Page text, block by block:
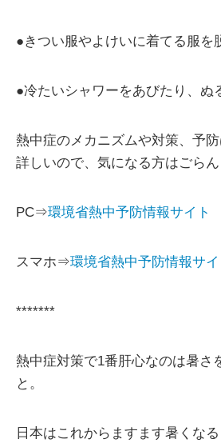
●きつい服やよけいに着てる服を
●冷たいシャワーをあびたり、ぬ
熱中症のメカニズムや対策、予
詳しいので、気になる方はごら
PC⇒環境省熱中予防情報サイト
スマホ⇒環境省熱中予防情報サイ
*******
熱中症対策で1番肝心なのは暑さ
と。
日本はこれからますます暑くな